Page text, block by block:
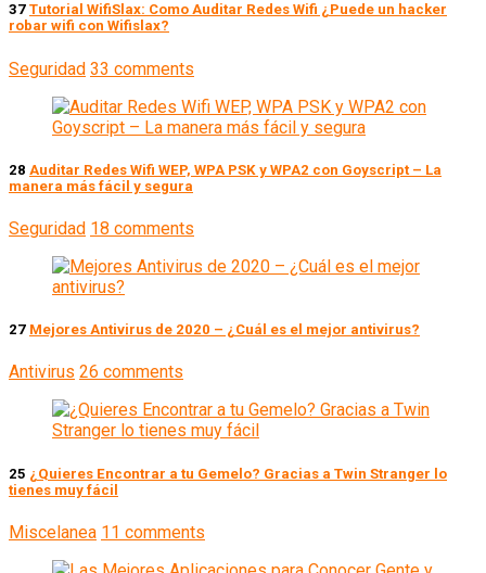
37 Tutorial WifiSlax: Como Auditar Redes Wifi ¿Puede un hacker
robar wifi con Wifislax?
Seguridad 33 comments
28 Auditar Redes Wifi WEP, WPA PSK y WPA2 con Goyscript – La
manera más fácil y segura
Seguridad 18 comments
27 Mejores Antivirus de 2020 – ¿Cuál es el mejor antivirus?
Antivirus 26 comments
25 ¿Quieres Encontrar a tu Gemelo? Gracias a Twin Stranger lo
tienes muy fácil
Miscelanea 11 comments